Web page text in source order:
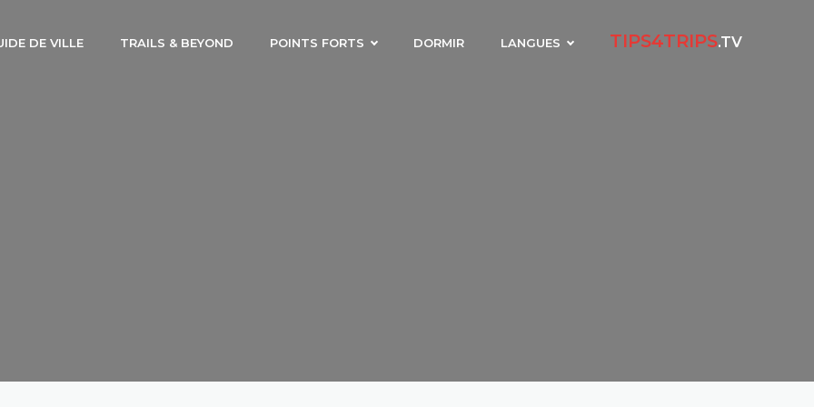
DE VILLE TRAILS & BEYOND POINTS FORTS DORMIR LANGUES TIPS4TRIPS.TV